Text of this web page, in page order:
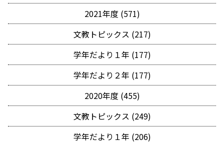
2021年度 (571)
文教トピックス (217)
学年だより１年 (177)
学年だより２年 (177)
2020年度 (455)
文教トピックス (249)
学年だより１年 (206)